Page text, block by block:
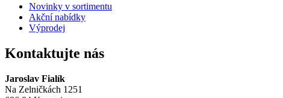
Novinky v sortimentu
Akční nabídky
Výprodej
Kontaktujte nás
Jaroslav Fialík
Na Zelničkách 1251